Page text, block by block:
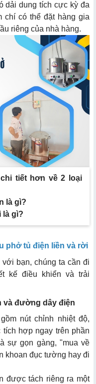
dải dung tích cực kỳ đa
chí có thể đặt hàng gia
riêng của nhà hàng.
tiết hơn về 2 loại
là gì?
là gì?
phở tủ điện liền và rời
bạn, chúng ta cần đi
kế điều khiển và trải
và đường dây điện
nút chỉnh nhiệt độ,
hợp ngay trên phần
sự gọn gàng, "mua về
khoan đục tường hay đi
được tách riêng ra một